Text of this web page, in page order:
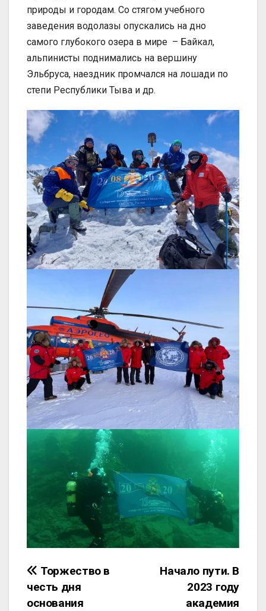
природы и городам. Со стягом учебного
заведения водолазы опускались на дно
самого глубокого озера в мире – Байкал,
альпинисты поднимались на вершину
Эльбруса, наездник промчался на лошади по
степи Республики Тыва и др.
Начало пути. В
2023 году
академия
Торжество в
честь дня
основания